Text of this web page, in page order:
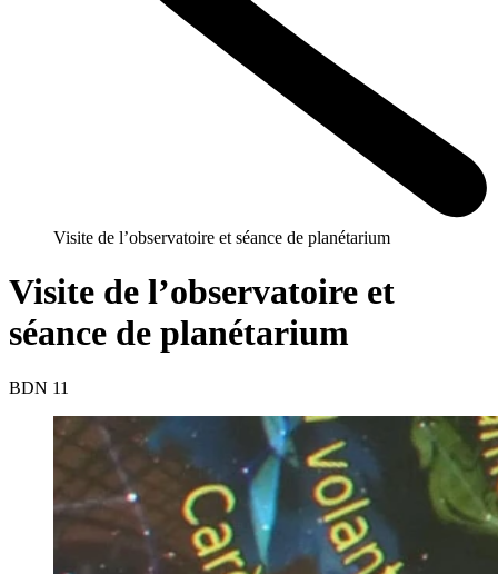
Visite de l’observatoire et séance de planétarium
Visite de l’observatoire et
séance de planétarium
BDN 11